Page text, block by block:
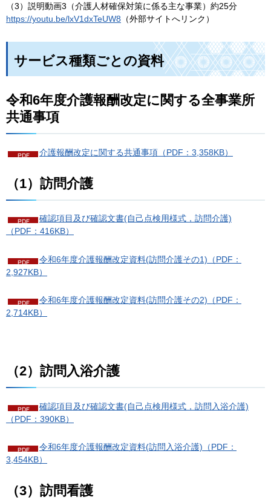
（3）説明動画3（介護人材確保対策に係る主な事業）約25分
https://youtu.be/lxV1dxTeUW8 （外部サイトへリンク）
サービス種類ごとの資料
令和6年度介護報酬改定に関する全事業所
共通事項
介護報酬改定に関する共通事項（PDF：3,358KB）
（1）訪問介護
確認項目及び確認文書(自己点検用様式，訪問介護)
（PDF：416KB）
令和6年度介護報酬改定資料(訪問介護その1)（PDF：
2,927KB）
令和6年度介護報酬改定資料(訪問介護その2)（PDF：
2,714KB）
（2）訪問入浴介護
確認項目及び確認文書(自己点検用様式，訪問入浴介護)
（PDF：390KB）
令和6年度介護報酬改定資料(訪問入浴介護)（PDF：
3,454KB）
（3）訪問看護